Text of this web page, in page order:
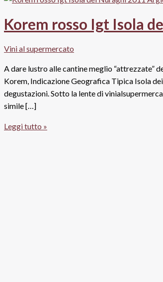
Korem rosso Igt Isola
Vini al supermercato
A dare lustro alle cantine meglio “attrezzate”
Korem, Indicazione Geografica Tipica Isola
degustazioni. Sotto la lente di
simile […]
Korem
Leggi tutto »